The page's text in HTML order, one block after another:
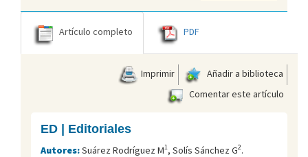
Artículo completo PDF
Imprimir
Añadir a biblioteca
Comentar este artículo
ED | Editoriales
Autores:Suárez Rodríguez M1, Solís Sánchez G2.